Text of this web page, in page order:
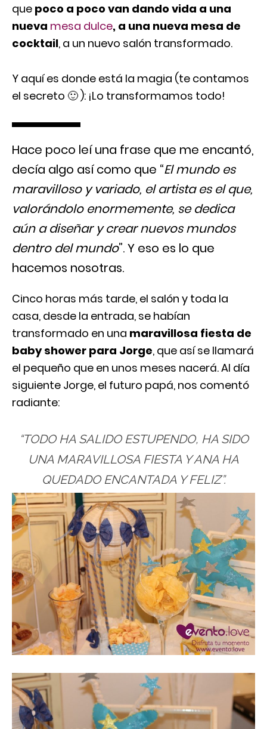
que poco a poco van dando vida a una
nueva mesa dulce, a una nueva mesa de
cocktail, a un nuevo salón transformado.
Y aquí es donde está la magia (te contamos
el secreto 🙂 ): ¡Lo transformamos todo!
Hace poco leí una frase que me encantó,
decía algo así como que “El mundo es
maravilloso y variado, el artista es el que,
valorándolo enormemente, se dedica
aún a diseñar y crear nuevos mundos
dentro del mundo”. Y eso es lo que
hacemos nosotras.
Cinco horas más tarde, el salón y toda la
casa, desde la entrada, se habían
transformado en una maravillosa fiesta de
baby shower para Jorge, que así se llamará
el pequeño que en unos meses nacerá. Al día
siguiente Jorge, el futuro papá, nos comentó
radiante:
“TODO HA SALIDO ESTUPENDO, HA SIDO
UNA MARAVILLOSA FIESTA Y ANA HA
QUEDADO ENCANTADA Y FELIZ”.